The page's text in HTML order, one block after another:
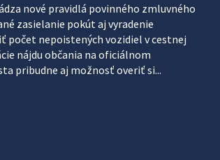
nové pravidlá povinného zmluvného
zasielanie pokút aj vyradenie
počet nepoistených vozidiel v cestnej
nájdu občania na oficiálnom
pribudne aj možnosť overiť si...